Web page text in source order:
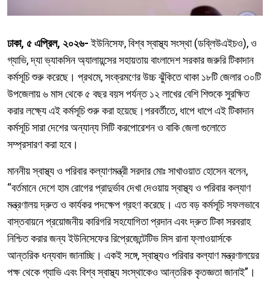
ঢাকা, ৫ এপ্রিল, ২০২৬-ইউনিসেফ, বিশ্ব স্বাস্থ্য সংস্থা (ডব্লিউএইচও), ও
গ্যাভি, দ্যা ভ্যাকসিন অ্যালায়ন্সের সহায়তায় বাংলাদেশ সরকার জরুরি টিকাদান
কর্মসূচি শুরু করেছে। প্রথমে, সংক্রমণের উচ্চ ঝুঁকিতে থাকা ১৮টি জেলার ৩০টি
উপজেলায় ৬ মাস থেকে ৫ বছর বয়স পর্যন্ত ১২ লাখের বেশি শিশুকে সুরক্ষিত
করার লক্ষ্যে এই কর্মসূচি শুরু করা হয়েছে।পরবর্তীতে, ধাপে ধাপে এই টিকাদান
কর্মসূচি সারা দেশের অন্যান্য সিটি করপোরেশন ও বাকি জেলা গুলোতে
সম্প্রসারণ করা হবে।
মাননীয় স্বাস্থ্য ও পরিবার কল্যাণমন্ত্রী সরদার মোঃ সাখাওয়াত হোসেন বলেন,
“বর্তমানে দেশে হাম রোগের প্রাদুর্ভাব দেখা দেওয়ায় স্বাস্থ্য ও পরিবার কল্যাণ
মন্ত্রণালয় দ্রুত ও কার্যকর পদক্ষেপ গ্রহণ করেছে। এত বড় কর্মসূচি সফলভাবে
বাস্তবায়নে প্রয়োজনীয় কারিগরি সহযোগিতা প্রদান এবং দ্রুত টিকা সরবরাহ
নিশ্চিত করার জন্য ইউনিসেফের রিপ্রেজেন্টেটিভ মিস রানা ফ্লাওয়ার্সকে
আন্তরিক ধন্যবাদ জানাচ্ছি। একই সঙ্গে, স্বাস্থ্যও পরিবার কল্যাণ মন্ত্রণালয়ের
পক্ষ থেকে গ্যাভি এবং বিশ্ব স্বাস্থ্য সংস্থাকেও আন্তরিক কৃতজ্ঞতা জানাই”।